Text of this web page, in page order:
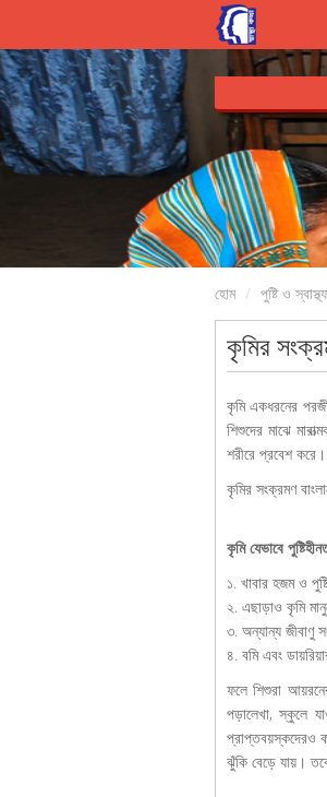
হোম পুষ্টি ও স্বাস্থ্য
কৃমির
কৃমি একধরনের
শিশুদের মাঝে
শরীরে প্রবেশ করে।
কৃমির সংক্রমণ
কৃমি যেভাবে
১. খাবার হজম ও
২. এছাড়াও কৃমি
৩. অন্যান্য জীবাণু
৪. বমি এবং
ফলে শিশুরা
পড়ালেখা, স্কুলে
প্রাপ্তবয়স্কদেরও
ঝুঁকি বেড়ে যায়।